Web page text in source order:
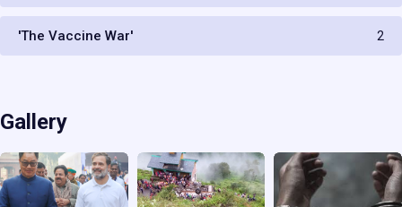
'The Vaccine War' 2
Gallery